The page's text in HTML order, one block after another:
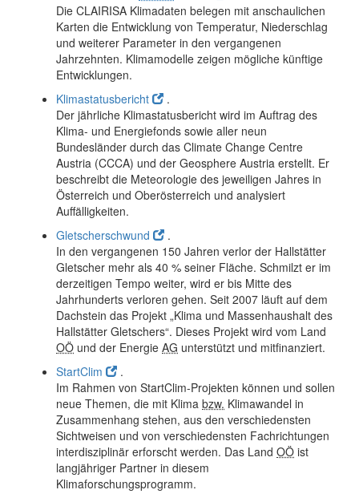
Die CLAIRISA Klimadaten belegen mit anschaulichen
Karten die Entwicklung von Temperatur, Niederschlag
und weiterer Parameter in den vergangenen
Jahrzehnten. Klimamodelle zeigen mögliche künftige
Entwicklungen.
Klimastatusbericht
.
Der jährliche Klimastatusbericht wird im Auftrag des
Klima- und Energiefonds sowie aller neun
Bundesländer durch das Climate Change Centre
Austria (CCCA) und der Geosphere Austria erstellt. Er
beschreibt die Meteorologie des jeweiligen Jahres in
Österreich und Oberösterreich und analysiert
Auffälligkeiten.
Gletscherschwund
.
In den vergangenen 150 Jahren verlor der Hallstätter
Gletscher mehr als 40 % seiner Fläche. Schmilzt er im
derzeitigen Tempo weiter, wird er bis Mitte des
Jahrhunderts verloren gehen. Seit 2007 läuft auf dem
Dachstein das Projekt „Klima und Massenhaushalt des
Hallstätter Gletschers“. Dieses Projekt wird vom Land
OÖ und der Energie AG unterstützt und mitfinanziert.
StartClim
.
Im Rahmen von StartClim-Projekten können und sollen
neue Themen, die mit Klima bzw. Klimawandel in
Zusammenhang stehen, aus den verschiedensten
Sichtweisen und von verschiedensten Fachrichtungen
interdisziplinär erforscht werden. Das Land OÖ ist
langjähriger Partner in diesem
Klimaforschungsprogramm.